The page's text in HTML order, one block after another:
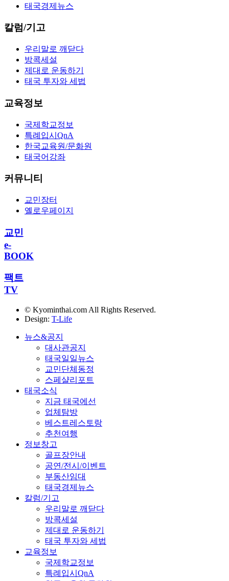
태국경제뉴스
칼럼/기고
우리말로 깨닫다
방콕세설
제대로 운동하기
태국 투자와 세법
교육정보
국제학교정보
특례입시QnA
한국교육원/문화원
태국어강좌
커뮤니티
교민장터
옐로우페이지
교민
e-
BOOK
팩트
TV
© Kyominthai.com All Rights Reserved.
Design: T-Life
뉴스&공지
대사관공지
태국일일뉴스
교민단체동정
스페샬리포트
태국소식
지금 태국에선
업체탐방
베스트레스토랑
추천여행
정보창고
골프장안내
공연/전시/이벤트
부동산임대
태국경제뉴스
칼럼/기고
우리말로 깨닫다
방콕세설
제대로 운동하기
태국 투자와 세법
교육정보
국제학교정보
특례입시QnA